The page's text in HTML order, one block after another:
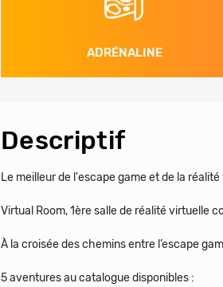
ADRÉNALINE
Descriptif
Le meilleur de l'escape game et de la
Virtual Room, 1ère salle de réalité virtuelle
À la croisée des chemins entre l’escape
5 aventures au catalogue disponibles :